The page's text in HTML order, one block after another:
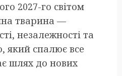
2027-го світом
тварина —
незалежності та
який спалює все
шлях до нових